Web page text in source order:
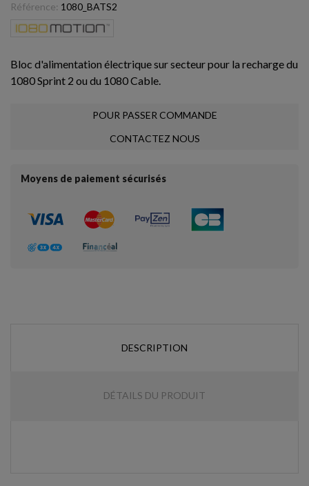
Référence: 1080_BATS2
Bloc d'alimentation électrique sur secteur pour la recharge du
1080 Sprint 2 ou du 1080 Cable.
POUR PASSER COMMANDE
CONTACTEZ NOUS
Moyens de paiement sécurisés
DESCRIPTION
DÉTAILS DU PRODUIT